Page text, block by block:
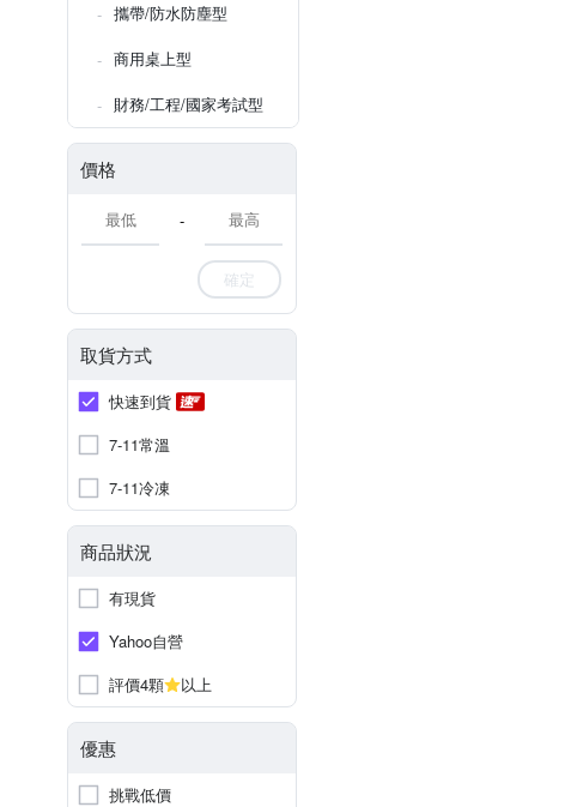
攜帶/防水防塵型
商用桌上型
財務/工程/國家考試型
價格
-
確定
取貨方式
快速到貨
7-11常溫
7-11冷凍
商品狀況
有現貨
Yahoo自營
評價4顆
以上
優惠
挑戰低價